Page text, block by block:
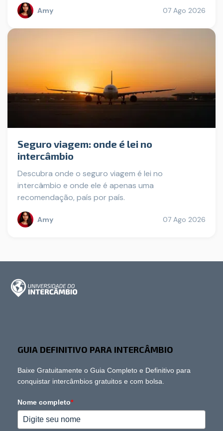
Amy 07 Ago 2026
Seguro viagem: onde é lei no
intercâmbio
Descubra onde o seguro viagem é lei no
intercâmbio e onde ele é apenas uma
recomendação, país por país.
Amy 07 Ago 2026
GUIA DEFINITIVO PARA INTERCÂMBIO
Baixe Gratuitamente o Guia Completo e Definitivo para
conquistar intercâmbios gratuitos e com bolsa.
Nome completo*